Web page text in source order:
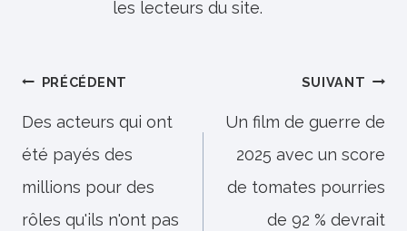
les lecteurs du site.
Navigation
de
l’article
PRÉCÉDENT
Des acteurs qui ont
été payés des
millions pour des
rôles qu'ils n'ont pas
SUIVANT
Un film de guerre de
2025 avec un score
de tomates pourries
de 92 % devrait